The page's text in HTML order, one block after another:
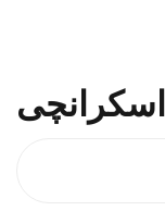
اسکرانچی